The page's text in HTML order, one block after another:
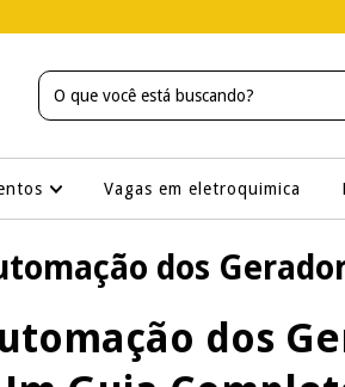
Vagas em eletroquimica
dos
dos